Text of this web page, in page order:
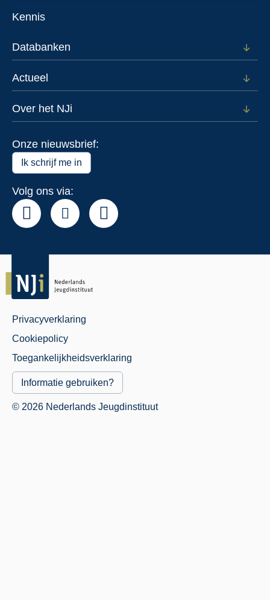
Kennis
Databanken
Open
voor
Actueel
Open
voor
Over het NJi
Open
Onze nieuwsbrief:
Ik schrijf me in
Volg ons via:
Juridisch
Menu
Privacyverklaring
Cookiepolicy
Toegankelijkheidsverklaring
Informatie gebruiken?
© 2026 Nederlands Jeugdinstituut